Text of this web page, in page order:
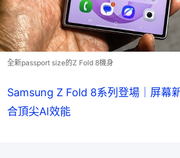
全新passport size的Z Fold 8機身
Samsung Z Fold 8系列登場｜屏幕
合頂尖AI效能